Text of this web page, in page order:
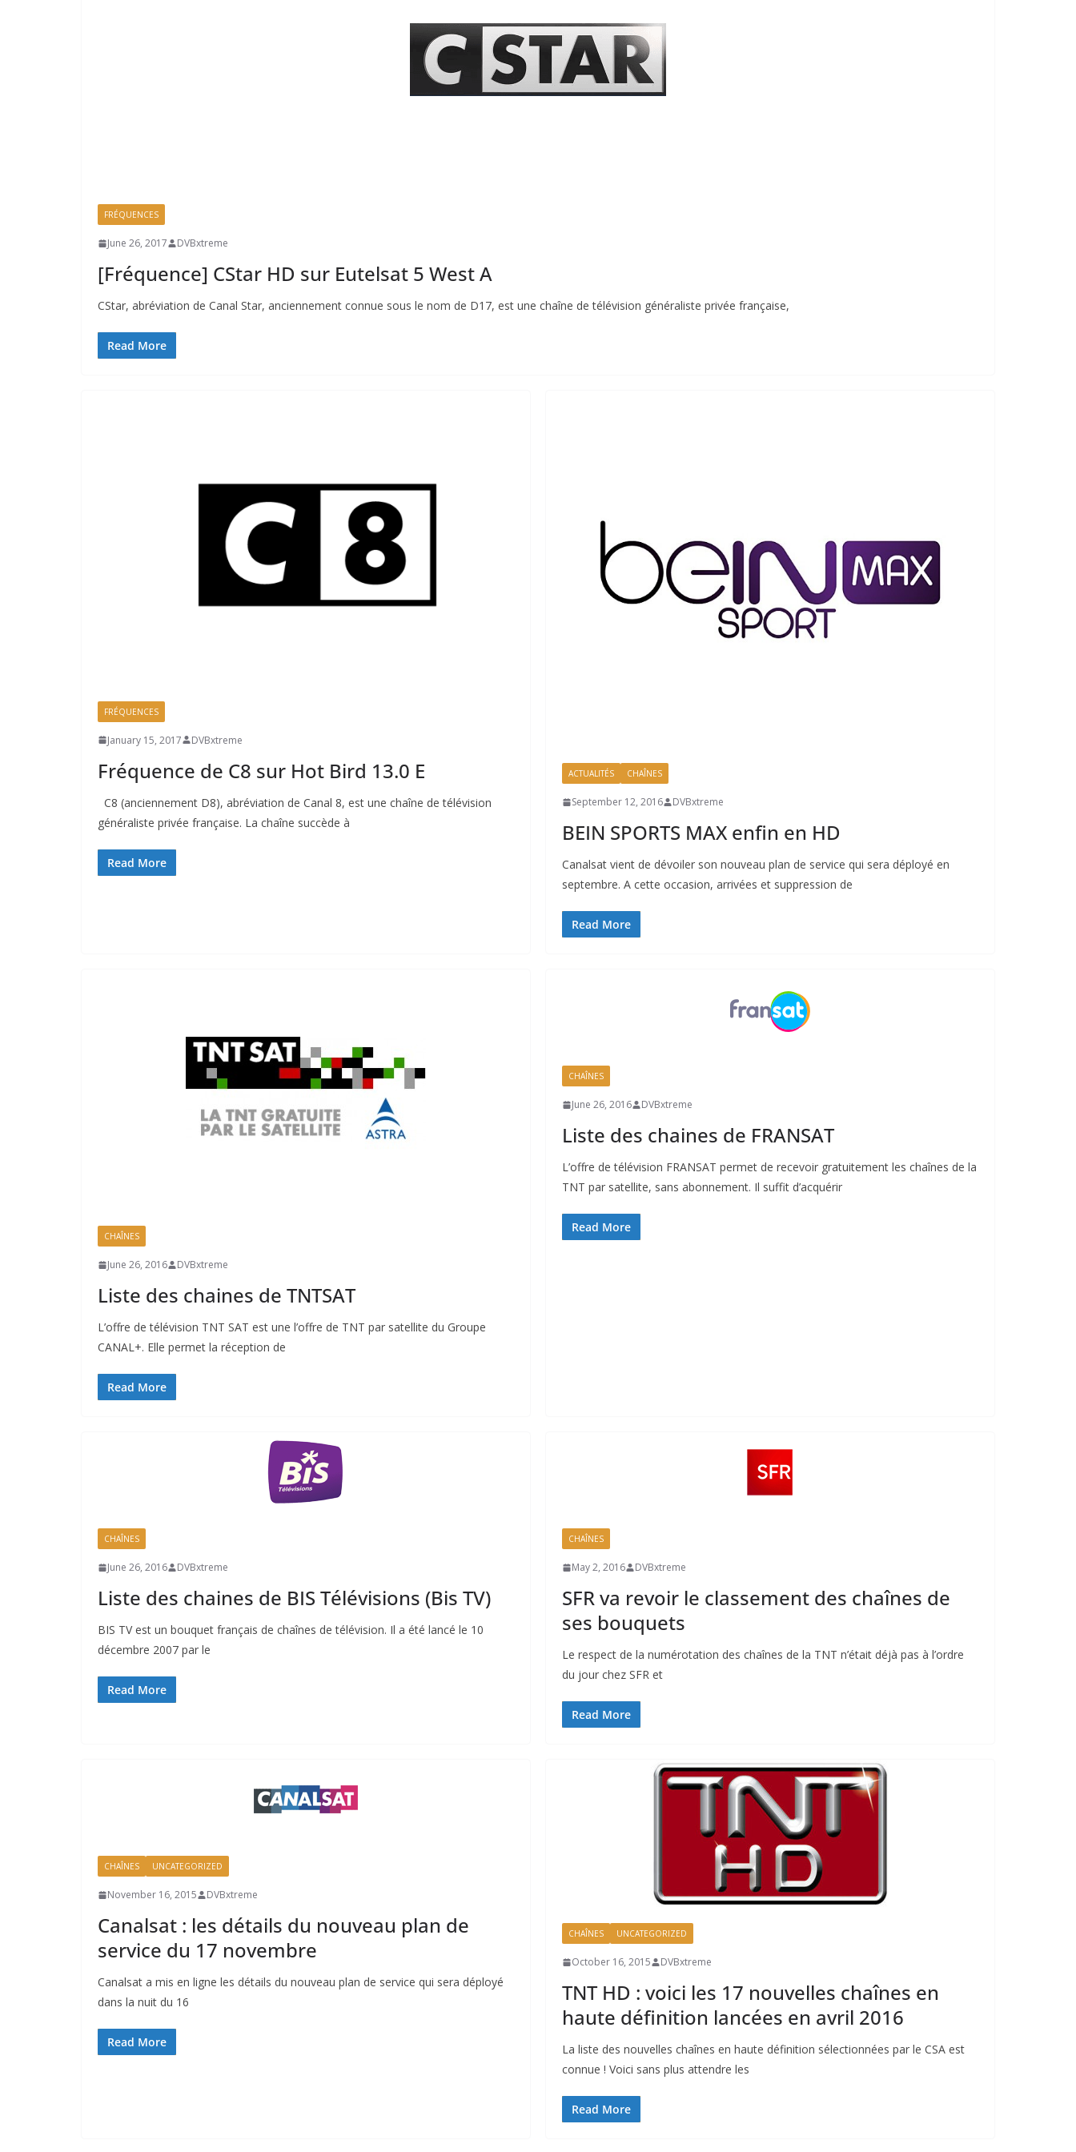
FRÉQUENCES
June 26, 2017 DVBxtreme
[Fréquence] CStar HD sur Eutelsat 5 West A
CStar, abréviation de Canal Star, anciennement connue sous le nom de D17, est une chaîne de télévision généraliste privée française,
Read More
FRÉQUENCES
January 15, 2017 DVBxtreme
Fréquence de C8 sur Hot Bird 13.0 E
C8 (anciennement D8), abréviation de Canal 8, est une chaîne de télévision
généraliste privée française. La chaîne succède à
Read More
ACTUALITÉS CHAÎNES
September 12, 2016 DVBxtreme
BEIN SPORTS MAX enfin en HD
Canalsat vient de dévoiler son nouveau plan de service qui sera déployé en
septembre. A cette occasion, arrivées et suppression de
Read More
CHAÎNES
June 26, 2016 DVBxtreme
Liste des chaines de TNTSAT
L’offre de télévision TNT SAT est une l’offre de TNT par satellite du Groupe
CANAL+. Elle permet la réception de
Read More
CHAÎNES
June 26, 2016 DVBxtreme
Liste des chaines de FRANSAT
L’offre de télévision FRANSAT permet de recevoir gratuitement les chaînes de la
TNT par satellite, sans abonnement. Il suffit d’acquérir
Read More
CHAÎNES
June 26, 2016 DVBxtreme
Liste des chaines de BIS Télévisions (Bis TV)
BIS TV est un bouquet français de chaînes de télévision. Il a été lancé le 10
décembre 2007 par le
Read More
CHAÎNES
May 2, 2016 DVBxtreme
SFR va revoir le classement des chaînes de
ses bouquets
Le respect de la numérotation des chaînes de la TNT n’était déjà pas à l’ordre
du jour chez SFR et
Read More
CHAÎNES UNCATEGORIZED
November 16, 2015 DVBxtreme
Canalsat : les détails du nouveau plan de
service du 17 novembre
Canalsat a mis en ligne les détails du nouveau plan de service qui sera déployé
dans la nuit du 16
Read More
CHAÎNES UNCATEGORIZED
October 16, 2015 DVBxtreme
TNT HD : voici les 17 nouvelles chaînes en
haute définition lancées en avril 2016
La liste des nouvelles chaînes en haute définition sélectionnées par le CSA est
connue ! Voici sans plus attendre les
Read More